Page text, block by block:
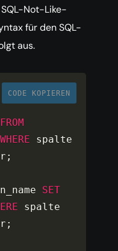
Not-Like-
für den SQL-
aus.
CODE KOPIEREN
FROM
WHERE
;
SET
;